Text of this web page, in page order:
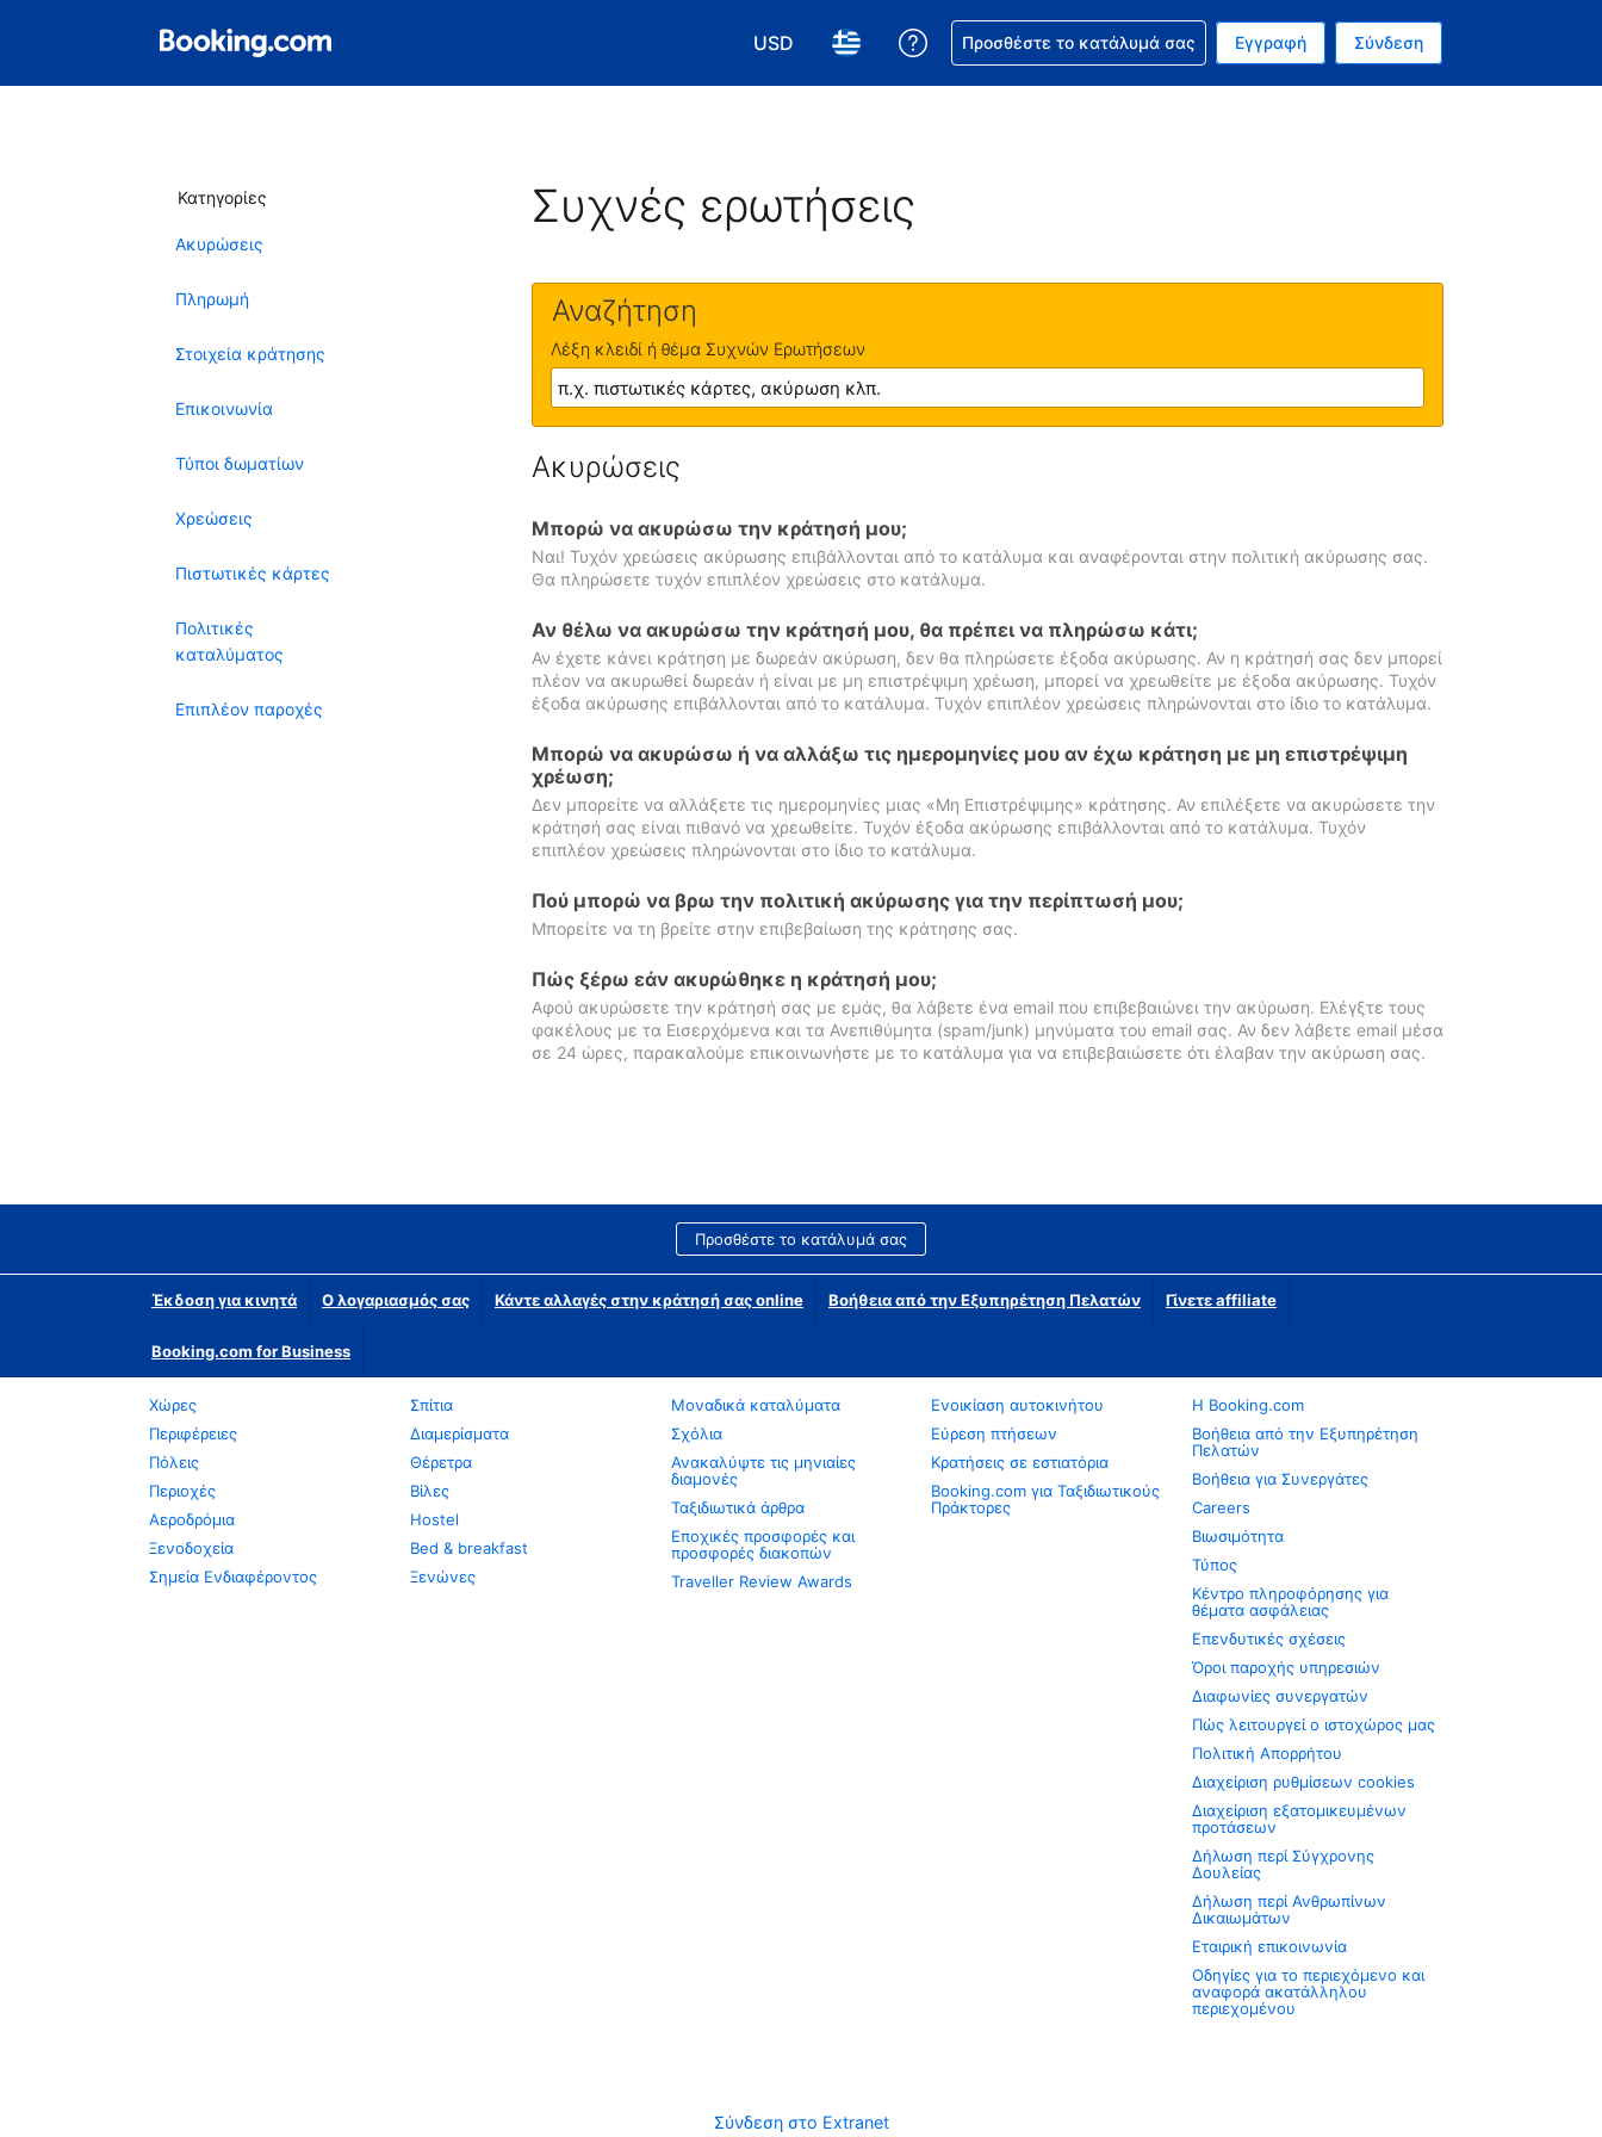
USD
Επιλέξτε το νόμισμά σας. Το τωρινό σας νόμισμα είναι Δολάριο Η.Π.Α.
Επιλέξτε τη γλώσσα σας. Η τωρινή σας γλώσσα είναι τα Ελληνικά
Βοήθεια για την κράτησή σας
Προσθέστε το κατάλυμά σας Εγγραφή Σύνδεση
Κατηγορίες
Ακυρώσεις
Πληρωμή
Στοιχεία κράτησης
Επικοινωνία
Τύποι δωματίων
Χρεώσεις
Πιστωτικές κάρτες
Πολιτικές
καταλύματος
Επιπλέον παροχές
Συχνές ερωτήσεις
Αναζήτηση
Λέξη κλειδί ή θέμα Συχνών Ερωτήσεων
Ακυρώσεις
Μπορώ να ακυρώσω την κράτησή μου;
Ναι! Τυχόν χρεώσεις ακύρωσης επιβάλλονται από το κατάλυμα και αναφέρονται στην πολιτική ακύρωσης σας.
Θα πληρώσετε τυχόν επιπλέον χρεώσεις στο κατάλυμα.
Αν θέλω να ακυρώσω την κράτησή μου, θα πρέπει να πληρώσω κάτι;
Αν έχετε κάνει κράτηση με δωρεάν ακύρωση, δεν θα πληρώσετε έξοδα ακύρωσης. Αν η κράτησή σας δεν μπορεί
πλέον να ακυρωθεί δωρεάν ή είναι με μη επιστρέψιμη χρέωση, μπορεί να χρεωθείτε με έξοδα ακύρωσης. Τυχόν
έξοδα ακύρωσης επιβάλλονται από το κατάλυμα. Τυχόν επιπλέον χρεώσεις πληρώνονται στο ίδιο το κατάλυμα.
Μπορώ να ακυρώσω ή να αλλάξω τις ημερομηνίες μου αν έχω κράτηση με μη επιστρέψιμη
χρέωση;
Δεν μπορείτε να αλλάξετε τις ημερομηνίες μιας «Μη Επιστρέψιμης» κράτησης. Αν επιλέξετε να ακυρώσετε την
κράτησή σας είναι πιθανό να χρεωθείτε. Τυχόν έξοδα ακύρωσης επιβάλλονται από το κατάλυμα. Τυχόν
επιπλέον χρεώσεις πληρώνονται στο ίδιο το κατάλυμα.
Πού μπορώ να βρω την πολιτική ακύρωσης για την περίπτωσή μου;
Μπορείτε να τη βρείτε στην επιβεβαίωση της κράτησης σας.
Πώς ξέρω εάν ακυρώθηκε η κράτησή μου;
Αφού ακυρώσετε την κράτησή σας με εμάς, θα λάβετε ένα email που επιβεβαιώνει την ακύρωση. Ελέγξτε τους
φακέλους με τα Εισερχόμενα και τα Ανεπιθύμητα (spam/junk) μηνύματα του email σας. Αν δεν λάβετε email μέσα
σε 24 ώρες, παρακαλούμε επικοινωνήστε με το κατάλυμα για να επιβεβαιώσετε ότι έλαβαν την ακύρωση σας.
Προσθέστε το κατάλυμά σας
Έκδοση για κινητά Ο λογαριασμός σας Κάντε αλλαγές στην κράτησή σας online Βοήθεια από την Εξυπηρέτηση Πελατών Γίνετε affiliate
Booking.com for Business
Χώρες
Περιφέρειες
Πόλεις
Περιοχές
Αεροδρόμια
Ξενοδοχεία
Σημεία Ενδιαφέροντος
Σπίτια
Διαμερίσματα
Θέρετρα
Βίλες
Hostel
Bed & breakfast
Ξενώνες
Μοναδικά καταλύματα
Σχόλια
Ανακαλύψτε τις μηνιαίες
διαμονές
Ταξιδιωτικά άρθρα
Εποχικές προσφορές και
προσφορές διακοπών
Traveller Review Awards
Ενοικίαση αυτοκινήτου
Εύρεση πτήσεων
Κρατήσεις σε εστιατόρια
Booking.com για Ταξιδιωτικούς
Πράκτορες
Η Booking.com
Βοήθεια από την Εξυπηρέτηση
Πελατών
Βοήθεια για Συνεργάτες
Careers
Βιωσιμότητα
Τύπος
Κέντρο πληροφόρησης για
θέματα ασφάλειας
Επενδυτικές σχέσεις
Όροι παροχής υπηρεσιών
Διαφωνίες συνεργατών
Πώς λειτουργεί ο ιστοχώρος μας
Πολιτική Απορρήτου
Διαχείριση ρυθμίσεων cookies
Διαχείριση εξατομικευμένων
προτάσεων
Δήλωση περί Σύγχρονης
Δουλείας
Δήλωση περί Ανθρωπίνων
Δικαιωμάτων
Εταιρική επικοινωνία
Οδηγίες για το περιεχόμενο και
αναφορά ακατάλληλου
περιεχομένου
Σύνδεση στο Extranet